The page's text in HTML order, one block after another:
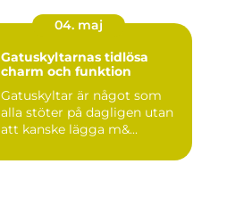
04. maj
Gatuskyltarnas tidlösa
charm och funktion
Gatuskyltar är något som
alla stöter på dagligen utan
att kanske lägga m&...